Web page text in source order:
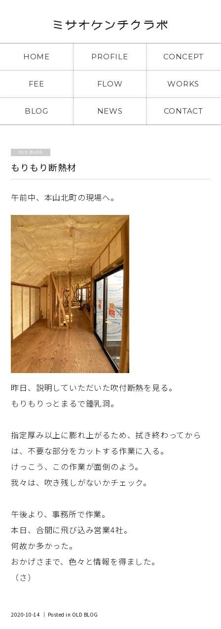
HOME PROFILE CONCEPT
FEE FLOW WORKS
BLOG NEWS CONTACT
OLD BLOG
もりもり断熱材
午前中、本山北町の現場へ。
昨日、説明していただいた吹付断熱を見る。
もりもりっとまるで鍾乳洞。
指定厚み以上に膨れ上がるため、拭き終わってから
は、不要な部分をカットする作業に入る。
けっこう、この作業が面倒のよう。
我々は、吹き残しがないかチェック。
午後より、事務所で作業。
本日、合間に飛び込み営業4社。
何故か多かった。
おかげさまで、色々と情報を得ました。
（さ）
2020-10-14 ｜ Posted in OLD BLOG